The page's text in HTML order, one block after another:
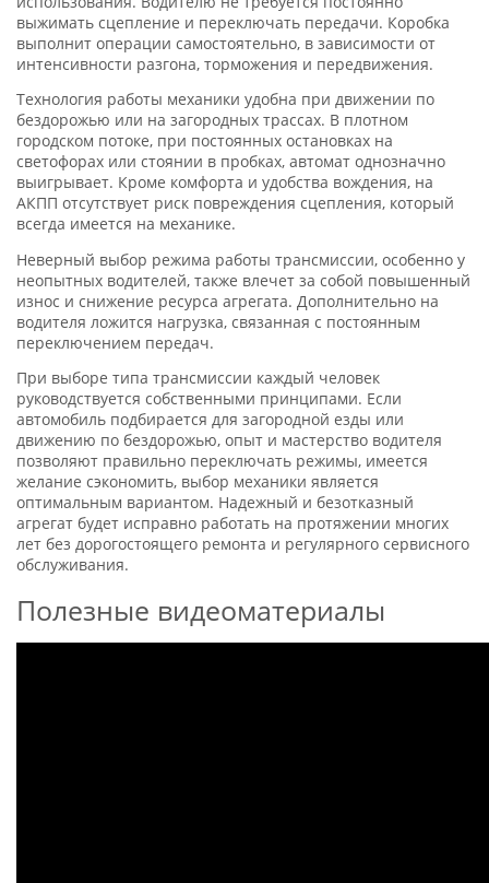
выжимать сцепление и переключать передачи. Коробка
выполнит операции самостоятельно, в зависимости от
интенсивности разгона, торможения и передвижения.
Технология работы механики удобна при движении по
бездорожью или на загородных трассах. В плотном
городском потоке, при постоянных остановках на
светофорах или стоянии в пробках, автомат однозначно
выигрывает. Кроме комфорта и удобства вождения, на
АКПП отсутствует риск повреждения сцепления, который
всегда имеется на механике.
Неверный выбор режима работы трансмиссии, особенно у
неопытных водителей, также влечет за собой повышенный
износ и снижение ресурса агрегата. Дополнительно на
водителя ложится нагрузка, связанная с постоянным
переключением передач.
При выборе типа трансмиссии каждый человек
руководствуется собственными принципами. Если
автомобиль подбирается для загородной езды или
движению по бездорожью, опыт и мастерство водителя
позволяют правильно переключать режимы, имеется
желание сэкономить, выбор механики является
оптимальным вариантом. Надежный и безотказный
агрегат будет исправно работать на протяжении многих
лет без дорогостоящего ремонта и регулярного сервисного
обслуживания.
Полезные видеоматериалы